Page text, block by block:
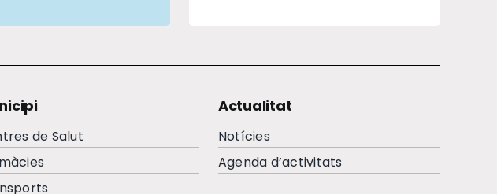
de Salut
Actualitat
Notícies
Agenda d’activitats